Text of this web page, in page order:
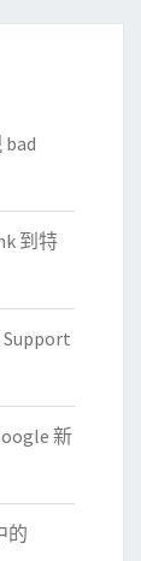
bad
到特
新
的